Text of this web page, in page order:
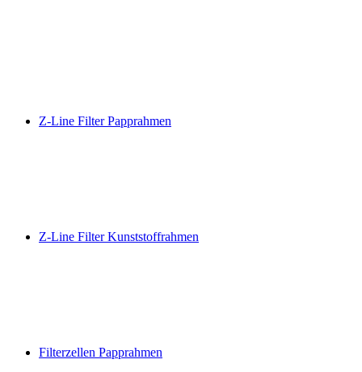
Z-Line Filter Papprahmen
Z-Line Filter Kunststoffrahmen
Filterzellen Papprahmen